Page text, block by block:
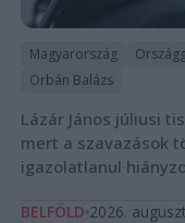
Magyarország
Orbán Balázs
Lázár János júliusi
mert a szavazások
igazolatlanul
BELFÖLD 2026.